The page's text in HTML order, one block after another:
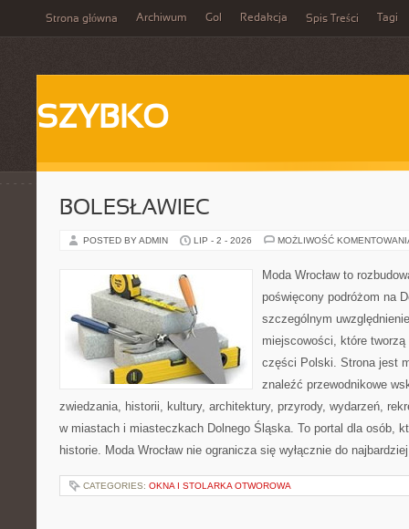
Strona główna Archiwum Gol Redakcja Spis Treści Tagi
SZYBKO
BOLESŁAWIEC
POSTED BY ADMIN LIP - 2 - 2026 MOŻLIWOŚĆ
Moda Wrocław to
poświęcony podróżom na
szczególnym
miejscowości, które
części Polski. Strona jest
znaleźć przewodnikowe
zwiedzania, historii, kultury, architektury, przyrody, wydarzeń,
w miastach i miasteczkach Dolnego Śląska. To portal dla osób,
historie. Moda Wrocław nie ogranicza się wyłącznie do
CATEGORIES: OKNA I STOLARKA OTWOROWA